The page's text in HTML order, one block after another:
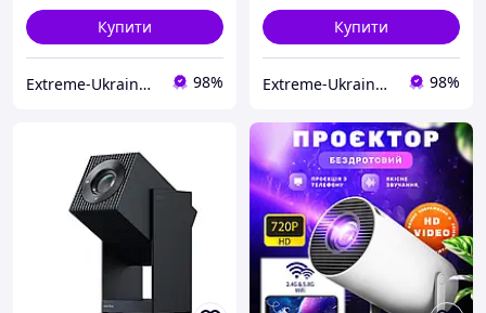
Купити
Extreme-Ukraine - найкраща техніка за низькими цінами 98%
Купити
Extreme-Ukraine - найкраща техніка за низькими цінами 98%